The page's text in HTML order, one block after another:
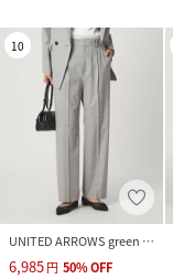
10
UNITED ARROWS green label relaxing
6,985円 50%OFF